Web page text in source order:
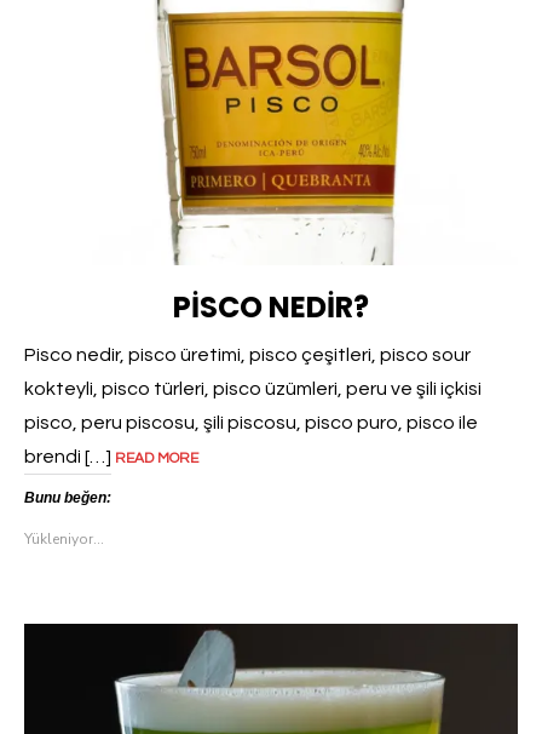
PISCO NEDIR?
Pisco nedir, pisco üretimi, pisco çeşitleri, pisco sour
kokteyli, pisco türleri, pisco üzümleri, peru ve şili içkisi
pisco, peru piscosu, şili piscosu, pisco puro, pisco ile
brendi […] READ MORE
Bunu beğen:
Yükleniyor...